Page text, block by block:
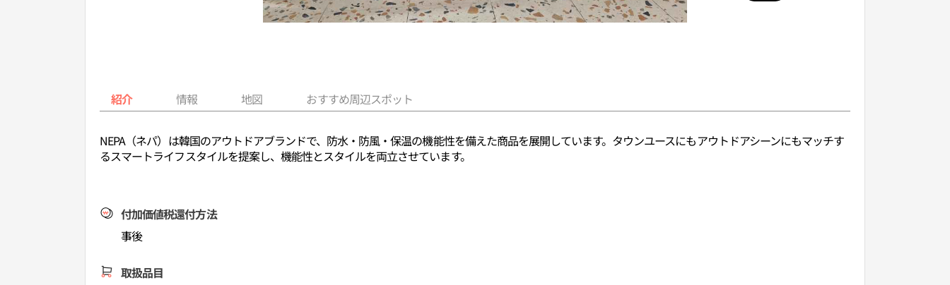
紹介 情報 地図 おすすめ周辺スポット
NEPA（ネパ）は韓国のアウトドアブランドで、防水・防風・保温の機能性を備えた商品を展開しています。タウンユースにもアウトドアシーンにもマッチす
るスマートライフスタイルを提案し、機能性とスタイルを両立させています。
付加価値税還付方法
事後
取扱品目